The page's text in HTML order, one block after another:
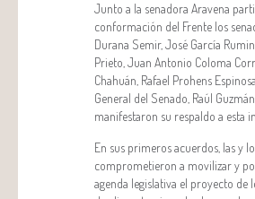
Junto a la senadora Aravena
conformación del Frente los
Durana Semir, José García
Prieto, Juan Antonio Coloma
Chahuán, Rafael Prohens
General del Senado, Raúl
manifestaron su respaldo a esta
En sus primeros acuerdos, las y
comprometieron a movilizar y
agenda legislativa el proyecto de